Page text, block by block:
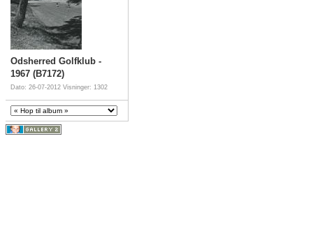
Odsherred Golfklub -
1967 (B7172)
Dato: 26-07-2012 Visninger: 1302